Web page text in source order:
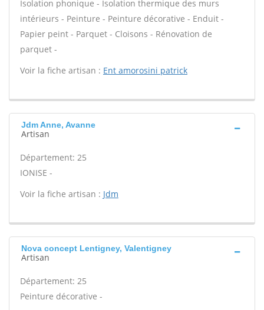
Isolation phonique - Isolation thermique des murs
intérieurs - Peinture - Peinture décorative - Enduit -
Papier peint - Parquet - Cloisons - Rénovation de
parquet -
Voir la fiche artisan : Ent amorosini patrick
Jdm Anne, Avanne
Artisan
Département: 25
IONISE -
Voir la fiche artisan : Jdm
Nova concept Lentigney, Valentigney
Artisan
Département: 25
Peinture décorative -